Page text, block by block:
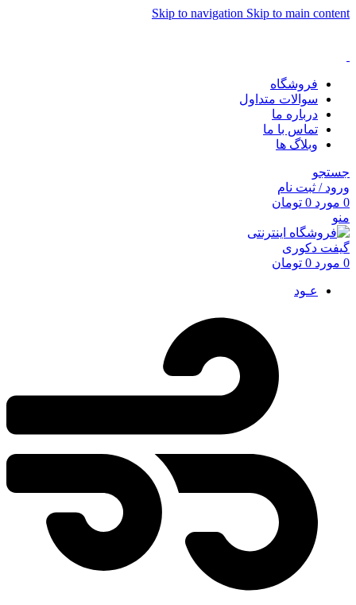
Skip to navigation Skip to main content
فروشگاه
سوالات متداول
درباره ما
تماس با ما
وبلاگ ها
جستجو
ورود / ثبت نام
0 مورد 0 تومان
منو
0 مورد 0 تومان
عـود